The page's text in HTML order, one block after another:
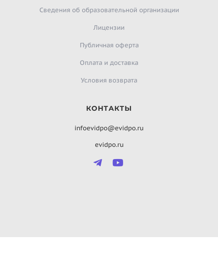
Сведения об образовательной организации
Лицензии
Публичная оферта
Оплата и доставка
Условия возврата
КОНТАКТЫ
infoevidpo@evidpo.ru
evidpo.ru